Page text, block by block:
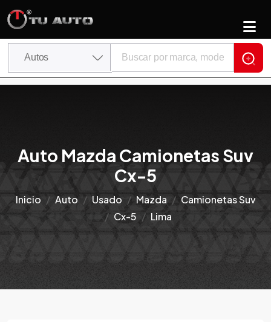
Auto Mazda Camionetas Suv
Cx-5
Inicio Auto Usado Mazda
Camionetas Suv
Cx-5
Lima